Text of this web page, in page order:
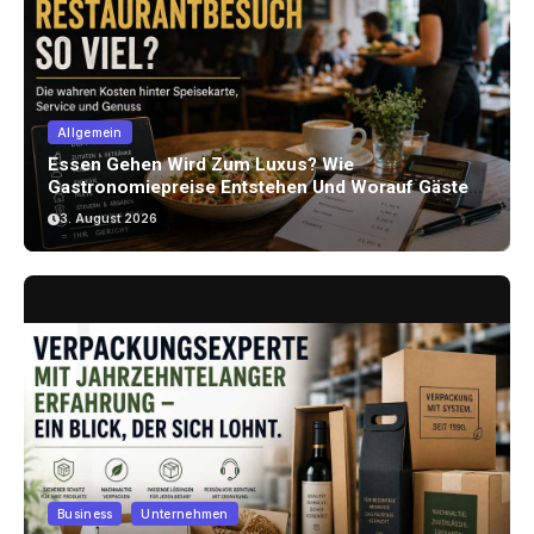
Allgemein
Essen Gehen Wird Zum Luxus? Wie
Gastronomiepreise Entstehen Und Worauf Gäste
Achten Können
3. August 2026
Business Unternehmen